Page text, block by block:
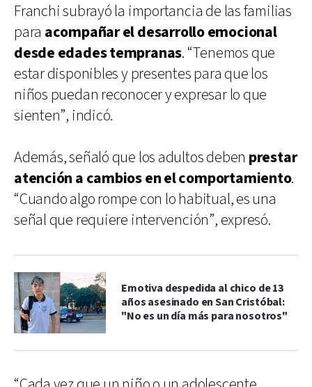
Franchi subrayó la importancia de las familias
para acompañar el desarrollo emocional
desde edades tempranas. “Tenemos que
estar disponibles y presentes para que los
niños puedan reconocer y expresar lo que
sienten”, indicó.
Además, señaló que los adultos deben prestar
atención a cambios en el comportamiento.
“Cuando algo rompe con lo habitual, es una
señal que requiere intervención”, expresó.
Emotiva despedida al chico de 13
años asesinado en San Cristóbal:
"No es un día más para nosotros"